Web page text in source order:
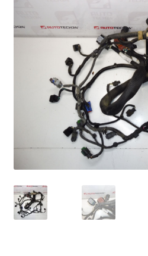
Košík
Obchodní podmínky
Ochrana osobních údajů
Platby